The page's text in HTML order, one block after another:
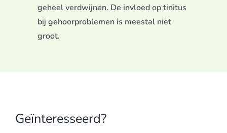
geheel verdwijnen. De invloed op tinitus
bij gehoorproblemen is meestal niet
groot.
Geïnteresseerd?